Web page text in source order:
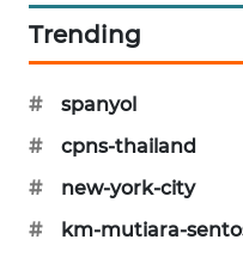
Trending
#
spanyol
#
cpns-thailand
#
new-york-city
#
km-mutiara-
MKLI
LKKI
KOPEKLIN